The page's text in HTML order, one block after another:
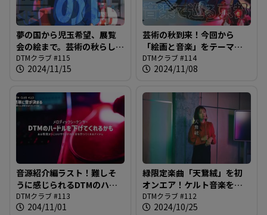
夢の国から児玉希望、展覧
会の絵まで。芸術の秋らしく
いろんなものを吸収してい
きましょう！＠DTMクラブ
DTMクラブ #115
2024/11/15
芸術の秋到来！今回から
「絵画と音楽」をテーマ
に、アートとアートの共鳴
の歴史を紹介します＠DTM
DTMクラブ #114
2024/11/08
音源紹介編ラスト！難しそ
うに感じられるDTMのハー
ドルをもしかしたら下げて
くれるかもしれないアイテ
DTMクラブ #113
204/11/01
緑限定楽曲「天鵞絨」を初
オンエア！ケルト音楽をベ
ースにした独特のリズム＆
特殊なコーラス音源に注目
DTMクラブ #112
2024/10/25